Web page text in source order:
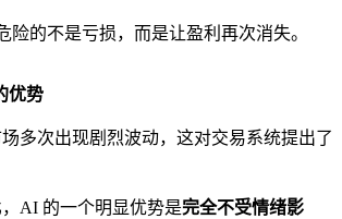
险的不是亏损，而是让盈利再次消失。
优势
多次出现剧烈波动，这对交易系统提出了
AI 的一个明显优势是完全不受情绪影